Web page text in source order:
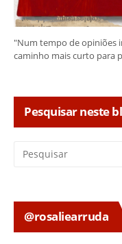
"Num tempo de opiniões
caminho mais curto para
Pesquisar neste
@rosaliearruda